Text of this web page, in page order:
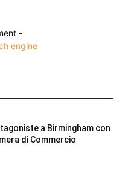
-
a Birmingham con
di Commercio